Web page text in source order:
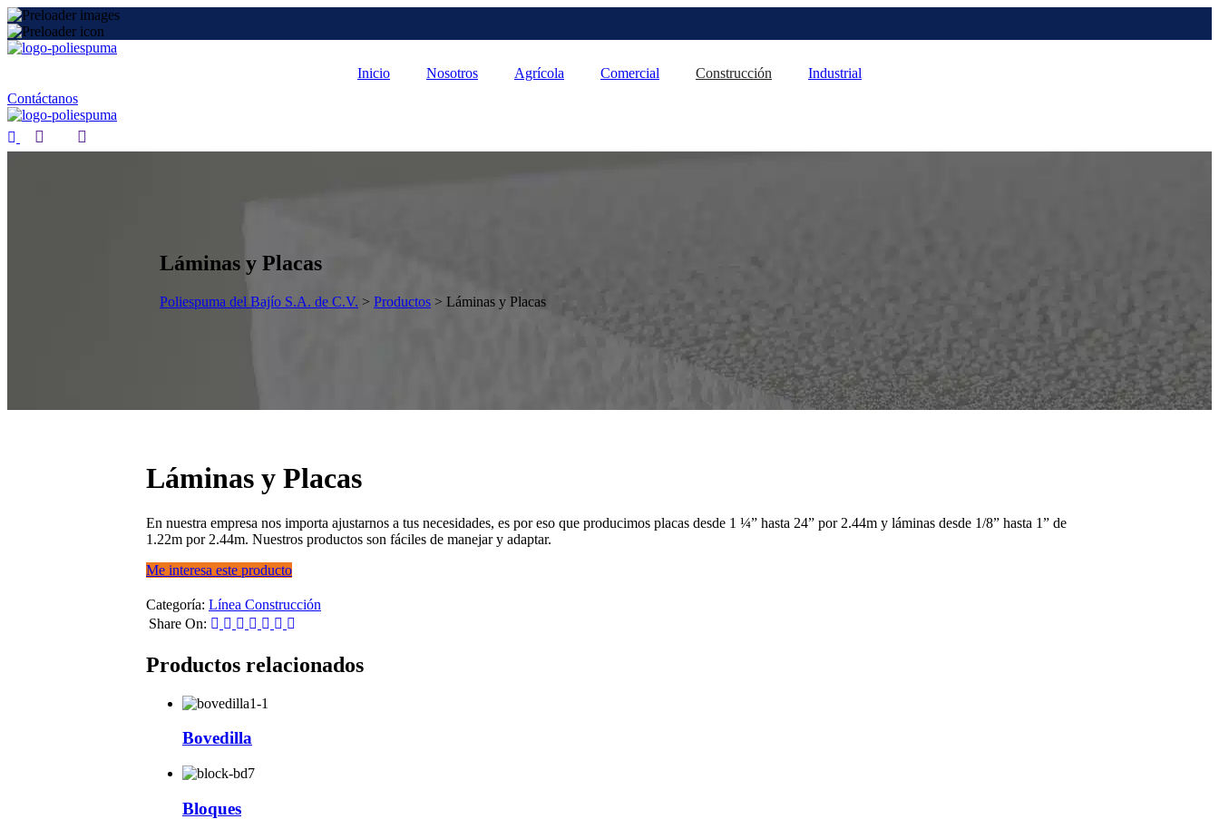
Inicio Nosotros Agrícola Comercial Construcción
Industrial
Contáctanos
Láminas y Placas
Poliespuma del Bajío S.A. de C.V. > Productos > Láminas y Placas
Láminas y Placas
En nuestra empresa nos importa ajustarnos a tus necesidades, es por eso que producimos placas desde 1 ¼” hasta 24” por 2.44m y láminas desde 1/8” hasta 1” de
1.22m por 2.44m. Nuestros productos son fáciles de manejar y adaptar.
Me interesa este producto
Categoría: Línea Construcción
Share On:
Productos relacionados
Bovedilla
Bloques